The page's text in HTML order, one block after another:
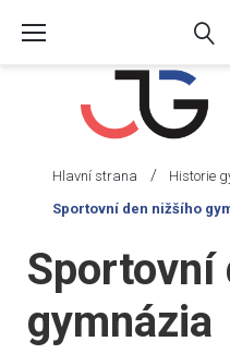
Hlavní strana / Historie
Sportovní den nižšího
Sportovní
gymnázia